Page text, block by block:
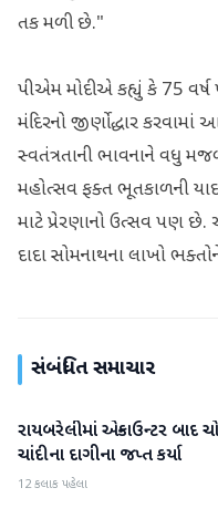
તક મળી છે."
પીએમ મોદીએ કહ્યું કે 75
મંદિરનો જીર્ણોદ્ધાર
સ્વતંત્રતાની ભાવનાને વધુ
મહોત્સવ ફક્ત ભૂતકાળની
માટે પ્રેરણાનો ઉત્સવ પણ
દાદા સોમનાથના લાખો
સંબંધિત સમાચાર
રાષ્ટ્રીય
રાયબરેલીમાં એન્કાઉન્ટર બાદ
ચાંદીના દાગીના જપ્ત કર્યા
12 કલાક પહેલા